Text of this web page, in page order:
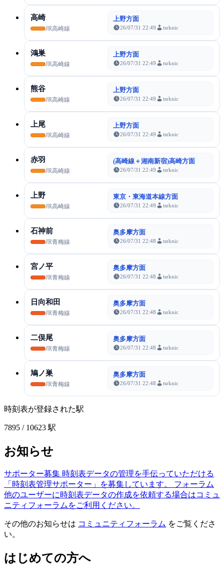
高崎
JR高崎線
上野方面
26/07/31 22:49 tsrknic
鴻巣
JR高崎線
上野方面
26/07/31 22:49 tsrknic
熊谷
JR高崎線
上野方面
26/07/31 22:49 tsrknic
上尾
JR高崎線
上野方面
26/07/31 22:49 tsrknic
赤羽
JR高崎線
(高崎線＋湘南新宿)高崎方面
26/07/31 22:49 tsrknic
上野
JR高崎線
東京・東海道本線方面
26/07/31 22:49 tsrknic
石神前
JR青梅線
奥多摩方面
26/07/31 22:48 tsrknic
宮ノ平
JR青梅線
奥多摩方面
26/07/31 22:48 tsrknic
日向和田
JR青梅線
奥多摩方面
26/07/31 22:48 tsrknic
二俣尾
JR青梅線
奥多摩方面
26/07/31 22:48 tsrknic
鳩ノ巣
JR青梅線
奥多摩方面
26/07/31 22:48 tsrknic
時刻表が登録された駅
7895 / 10623 駅
お知らせ
サポーター募集 時刻表データの管理を手伝っていただける
「時刻表管理サポーター」を募集しています。
フォーラム
他のユーザーに時刻表データの作成を依頼する場合はコミュ
ニティフォーラムをご利用ください。
その他のお知らせは コミュニティフォーラム をご覧くださ
い。
はじめての方へ